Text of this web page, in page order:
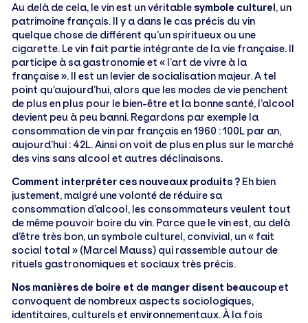
Au delà de cela, le vin est un véritable symbole culturel, un
patrimoine français. Il y a dans le cas précis du vin
quelque chose de différent qu’un spiritueux ou une
cigarette. Le vin fait partie intégrante de la vie française. Il
participe à sa gastronomie et « l’art de vivre à la
française ». Il est un levier de socialisation majeur. A tel
point qu’aujourd’hui, alors que les modes de vie penchent
de plus en plus pour le bien-être et la bonne santé, l’alcool
devient peu à peu banni. Regardons par exemple la
consommation de vin par français en 1960 : 100L par an,
aujourd’hui : 42L. Ainsi on voit de plus en plus sur le marché
des vins sans alcool et autres déclinaisons.
Comment interpréter ces nouveaux produits ? Eh bien
justement, malgré une volonté de réduire sa
consommation d’alcool, les consommateurs veulent tout
de même pouvoir boire du vin. Parce que le vin est, au delà
d’être très bon, un symbole culturel, convivial, un « fait
social total » (Marcel Mauss) qui rassemble autour de
rituels gastronomiques et sociaux très précis.
Nos manières de boire et de manger disent beaucoupet
convoquent de nombreux aspects sociologiques,
identitaires, culturels et environnementaux. À la fois